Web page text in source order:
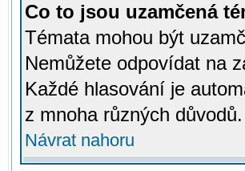
Co to jsou uzamčená
Témata mohou být
Nemůžete odpovídat na
Každé hlasování je
z mnoha různých důvodů.
Návrat nahoru